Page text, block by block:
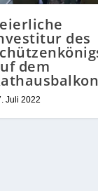
des
dem
Juli 2022